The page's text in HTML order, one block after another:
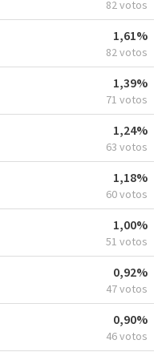
82 votos
1,61%
82 votos
1,39%
71 votos
1,24%
63 votos
1,18%
60 votos
1,00%
51 votos
0,92%
47 votos
0,90%
46 votos